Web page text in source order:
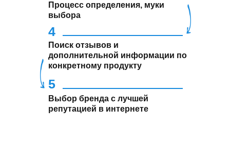
Процесс определения, муки
выбора
4
Выбор бренда с лучшей
репутацией в интернете
Поиск отзывов и
дополнительной информации по
конкретному продукту
5